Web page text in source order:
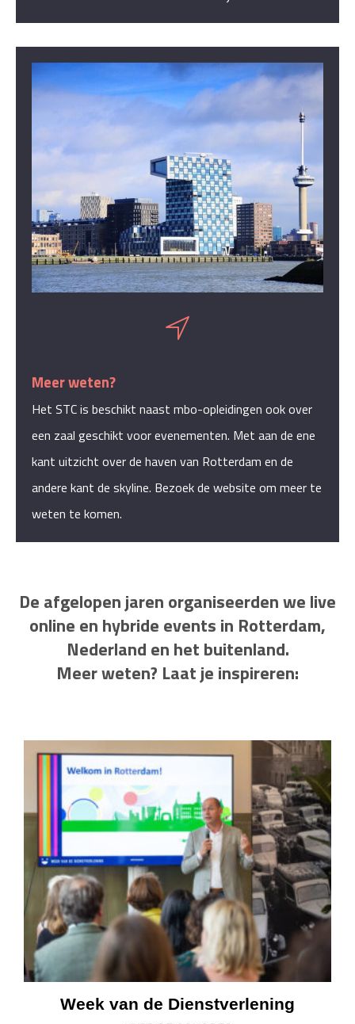
Meer weten?
Het STC is beschikt naast mbo-opleidingen ook over
een zaal geschikt voor evenementen. Met aan de ene
kant uitzicht over de haven van Rotterdam en de
andere kant de skyline. Bezoek de website om meer te
weten te komen.
De afgelopen jaren organiseerden we live
online en hybride events in Rotterdam,
Nederland en het buitenland.
Meer weten? Laat je inspireren:
Week van de Dienstverlening